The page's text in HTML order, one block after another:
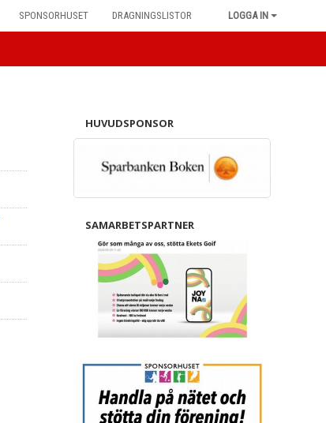
SPONSORHUSET DRAGNINGSLISTOR LOGGA IN
HUVUDSPONSOR
SAMARBETSPARTNER